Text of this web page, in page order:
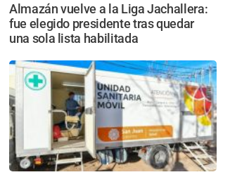
Almazán vuelve a la Liga Jachallera:
fue elegido presidente tras quedar
una sola lista habilitada